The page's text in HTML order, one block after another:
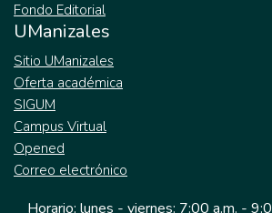
Fondo Editorial
UManizales
Sitio UManizales
Oferta académica
SIGUM
Campus Virtual
Opened
Correo electrónico
Horario: lunes - viernes: 7:00 a.m. -